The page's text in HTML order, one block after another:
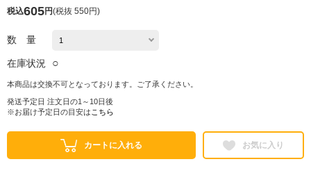
税込605円(税抜 550円)
数 量
在庫状況 ○
本商品は交換不可となっております。ご了承ください。
発送予定日 注文日の1～10日後
※お届け予定日の目安は こちら
カートに入れる お気に入り